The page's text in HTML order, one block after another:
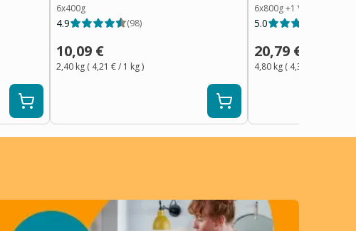
6x400g
4.9 (98)
10,09 €
2,40 kg ( 4,21 €/ 1 kg)
6x800g+1 Variante
5.0
20,79 €
4,80 kg ( 4,34 €